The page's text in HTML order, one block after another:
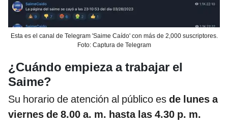
Esta es el canal de Telegram 'Saime Caído' con más de 2,000 suscriptores.
Foto: Captura de Telegram
¿Cuándo empieza a trabajar el
Saime?
Su horario de atención al público es de lunes a
viernes de 8.00 a. m. hasta las 4.30 p. m.